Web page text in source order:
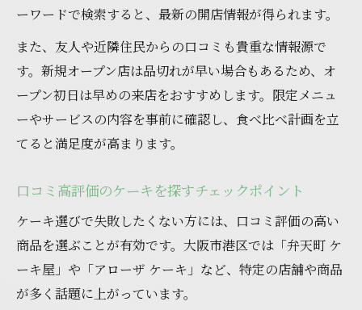
ーワードで検索すると、最新の開店情報が得られます。
また、友人や近隣住民からの口コミも貴重な情報源で
す。新規オープン店は品切れが早い場合もあるため、オ
ープン初日は早めの来店をおすすめします。限定メニュ
ーやサービスの内容を事前に確認し、食べ比べ計画を立
てると満足度が高まります。
口コミ高評価のケーキを探すチェックポイント
ケーキ選びで失敗したくない方には、口コミ評価の高い
商品を選ぶことが有効です。大阪市港区では「弁天町 ケ
ーキ屋」や「アローザ ケーキ」など、特定の店舗や商品
が多く話題に上がっています。